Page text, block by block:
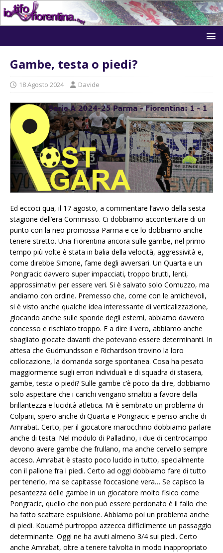
Gambe, testa o piedi?
18 Agosto 2024 Davide
Ed eccoci qua, il 17 agosto, a commentare l’avvio della sesta
stagione dell’era Commisso. Ci dobbiamo accontentare di un
punto con la neo promossa Parma e ce lo dobbiamo anche
tenere stretto. Una Fiorentina ancora sulle gambe, nel primo
tempo più volte è stata in balia della velocità, aggressività e,
come direbbe Simone, fame degli avversari. Un Quarta e un
Pongracic davvero super impacciati, troppo brutti, lenti,
approssimativi per essere veri. Si è salvato solo Comuzzo, ma
andiamo con ordine. Premesso che, come con le amichevoli,
si è visto anche qualche idea interessante di verticalizzazione,
giocando anche sulle sponde degli esterni, abbiamo davvero
concesso e rischiato troppo. E a dire il vero, abbiamo anche
sbagliato giocate davanti che potevano essere determinanti. In
attesa che Gudmundsson e Richardson trovino la loro
collocazione, la domanda sorge spontanea. Cosa ha pesato
maggiormente sugli errori individuali e di squadra di stasera,
gambe, testa o piedi? Sulle gambe c’è poco da dire, dobbiamo
solo aspettare che i carichi vengano smaltiti a favore della
brillantezza e lucidità atletica. Mi è sembrato un problema di
Colpani, spero anche di Quarta e Pongracic e penso anche di
Amrabat. Certo, per il giocatore marocchino dobbiamo parlare
anche di testa. Nel modulo di Palladino, i due di centrocampo
devono avere gambe che frullano, ma anche cervello sempre
acceso. Amrabat è stasto poco lucido in tutto, specialmente
con il pallone fra i piedi. Certo ad oggi dobbiamo fare di tutto
per tenerlo, ma se capitasse l’occasione vera… Se capisco la
pesantezza delle gambe in un giocatore molto fisico come
Pongracic, quello che non può essere perdonato è il fallo che
ha fatto scattare espulsione. Abbiamo poi un problema anche
di piedi. Kouamé purtroppo azzecca difficilmente un passaggio
determinante. Oggi ne ha avuti almeno 3/4 sui piedi. Certo
anche Amrabat, oltre a tenere talvolta in modo inappropriato